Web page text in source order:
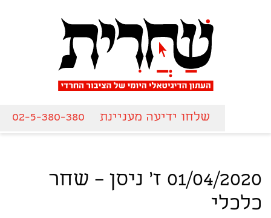
שלחו ידיעה מעניינת 02-5-380-380
01/04/2020 ז' ניסן – שחר
כלכלי